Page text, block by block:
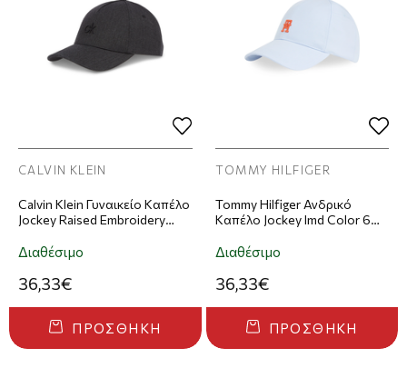
CALVIN KLEIN
Calvin Klein Γυναικείο Καπέλο
Jockey Raised Embroidery
Διαθέσιμο
36,33€
ΠΡΟΣΘΉΚΗ
TOMMY HILFIGER
Tommy Hilfiger Ανδρικό
Καπέλο Jockey Imd Color 6
Διαθέσιμο
36,33€
ΠΡΟΣΘΉΚΗ